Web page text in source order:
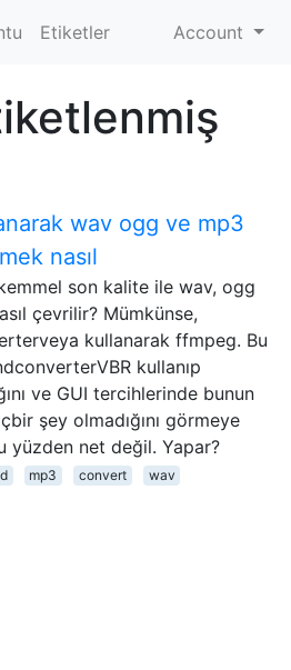
Etiketler Account
wav ogg ve mp3
nasıl
son kalite ile wav, ogg
çevrilir? Mümkünse,
kullanarak ffmpeg. Bu
kullanıp
ve GUI tercihlerinde bunun
şey olmadığını görmeye
yüzden net değil. Yapar?
mp3 convert wav